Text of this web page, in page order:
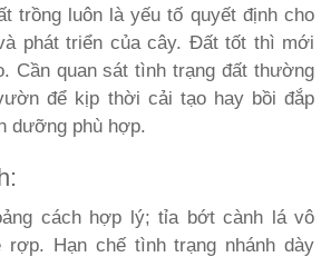
trồng luôn là yếu tố quyết định cho
phát triển của cây. Đất tốt thì mới
Cần quan sát tình trạng đất thường
để kịp thời cải tạo hay bồi đắp
dưỡng phù hợp.
cách hợp lý; tỉa bớt cành lá vô
rợp. Hạn chế tình trạng nhánh dày